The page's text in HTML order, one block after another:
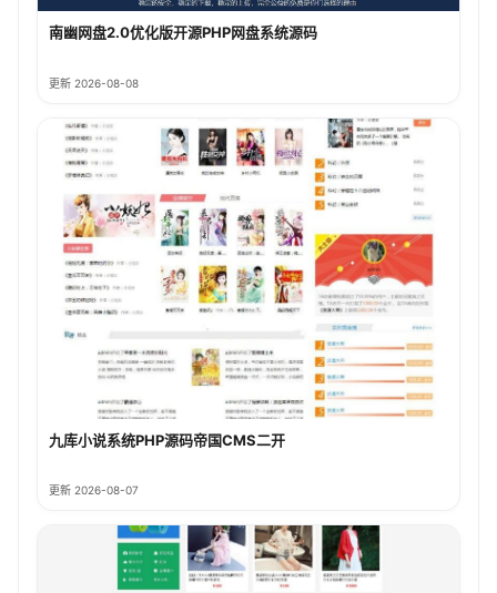
南幽网盘2.0优化版开源PHP网盘系统源码
更新 2026-08-08
九库小说系统PHP源码帝国CMS二开
更新 2026-08-07